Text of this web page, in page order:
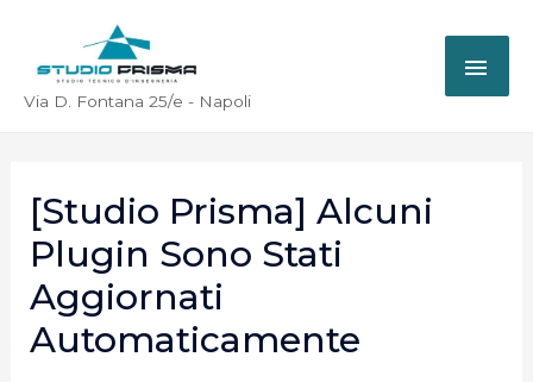
Via D. Fontana 25/e - Napoli
[Studio Prisma] Alcuni
Plugin Sono Stati
Aggiornati
Automaticamente